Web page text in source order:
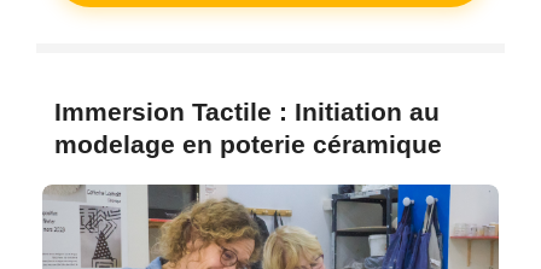
Immersion Tactile : Initiation au
modelage en poterie céramique